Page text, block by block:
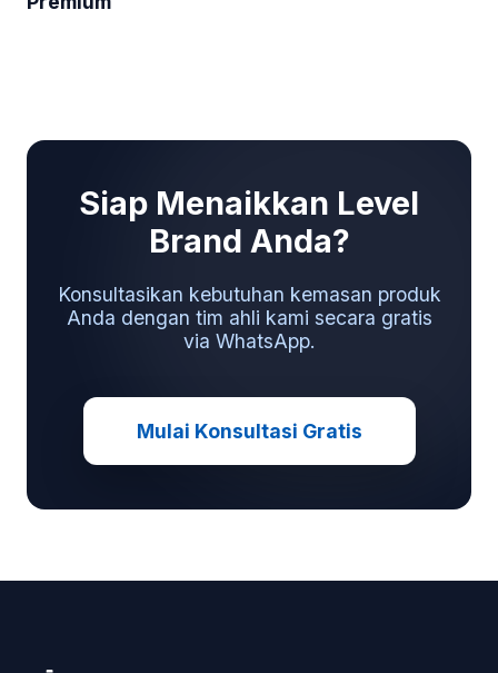
Siap Menaikkan Level
Brand Anda?
Konsultasikan kebutuhan kemasan produk
Anda dengan tim ahli kami secara gratis
via WhatsApp.
Mulai Konsultasi Gratis